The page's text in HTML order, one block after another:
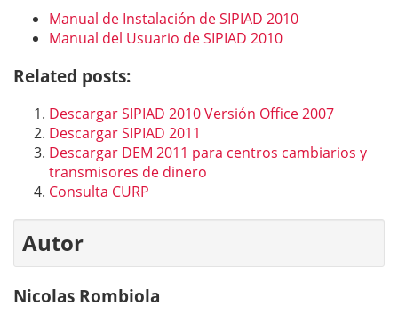
Manual de Instalación de SIPIAD 2010
Manual del Usuario de SIPIAD 2010
Related posts:
Descargar SIPIAD 2010 Versión Office 2007
Descargar SIPIAD 2011
Descargar DEM 2011 para centros cambiarios y
transmisores de dinero
Consulta CURP
Autor
Nicolas Rombiola